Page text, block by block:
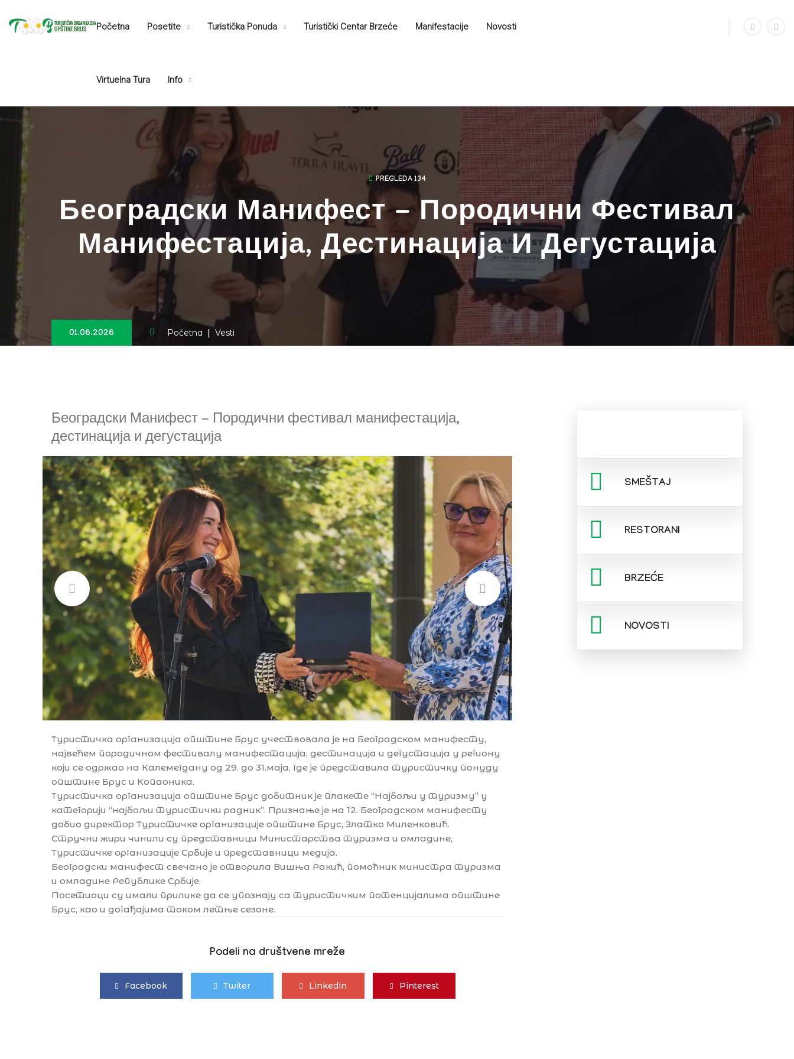
Početna Posetite Turistička Ponuda Turistički Centar Brzećе Manifestacije Novosti
Virtuelna Tura Info
PREGLEDA 134
Београдски Манифест - Породични Фестивал
Манифестација, Дестинација И Дегустација
01.06.2026 Početna | Vesti
Београдски Манифест - Породични фестивал манифестација,
дестинација и дегустација
Туристичка организација општине Брус учествовала је на Београдском манифесту,
највећем породичном фестивалу манифестација, дестинација и дегустација у региону
који се одржао на Калемегдану од 29. до 31.маја, где је представила туристичку понуду
општине Брус и Копаоника.
Туристичка организација општине Брус добитник је плакете “Најбољи у туризму” у
категорији “најбољи туристички радник”. Признање је на 12. Београдском манифесту
добио директор Туристичке организације општине Брус, Златко Миленковић.
Стручни жири чинили су представници Министарства туризма и омладине,
Туристичке организације Србије и представници медија.
Београдски манифест свечано је отворила Вишња Ракић, помоћник министра туризма
и омладине Републике Србије.
Посетиоци су имали прилике да се упознају са туристичким потенцијалима општине
Брус, као и догађајима током летње сезоне.
Podeli na društvene mreže
Facebook Twiter Linkedin Pinterest
SMEŠTAJ
RESTORANI
BRZEĆE
NOVOSTI